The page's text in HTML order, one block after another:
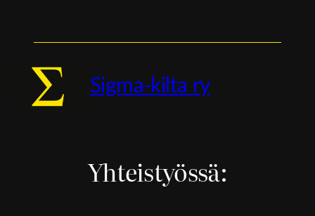
Sigma-kilta ry
Yhteistyössä: